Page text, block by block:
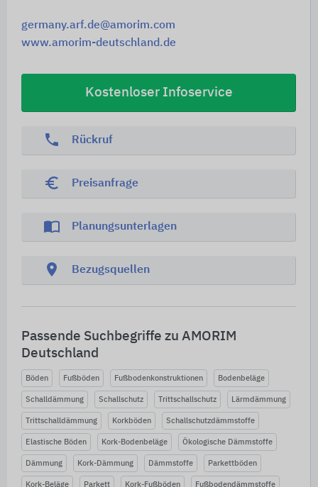
germany.arf.de@amorim.com
www.amorim-deutschland.de
Kostenloser Infoservice
phone Rückruf
euro_symbol Preisanfrage
import_contacts Planungsunterlagen
location_on Bezugsquellen
Passende Suchbegriffe zu AMORIM
Deutschland
Böden Fußböden Fußbodenkonstruktionen Bodenbeläge
Schalldämmung Schallschutz Trittschallschutz Lärmdämmung
Trittschalldämmung Korkböden Schallschutzdämmstoffe
Elastische Böden Kork-Bodenbeläge Ökologische Dämmstoffe
Dämmung Kork-Dämmung Dämmstoffe Parkettböden
Kork-Beläge Parkett Kork-Fußböden Fußbodendämmstoffe